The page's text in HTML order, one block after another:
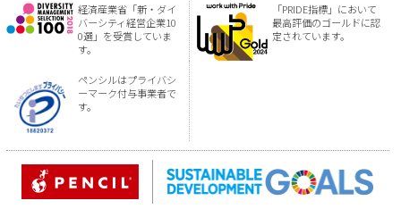
経済産業省「新・ダイ
バーシティ経営企業10
0選」を受賞していま
す。
「PRIDE指標」において
最高評価のゴールドに認
定されています。
ペンシルはプライバシ
ーマーク付与事業者で
す。